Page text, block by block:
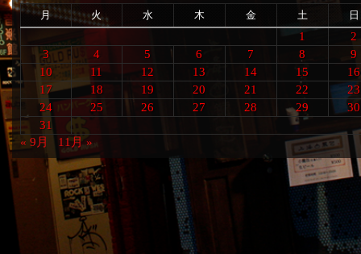
月 火 水 木 金 土 日
1
2
3
4 5 6 7 8
9
10
11 12 13 14 15
16
17
18 19 20 21 22
23
24
25 26 27 28 29
30
31
« 9月
11月 »